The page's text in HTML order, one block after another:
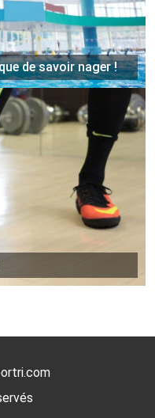
de savoir nager !